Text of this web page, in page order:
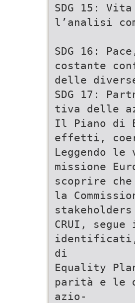
SDG 15:
l’analisi
SDG 16:
costante
delle
SDG 17:
tiva delle
Il Piano di
effetti,
Leggendo
missione
scoprire
la
CRUI,
identificati,
di
Equality
parità e le
azio-